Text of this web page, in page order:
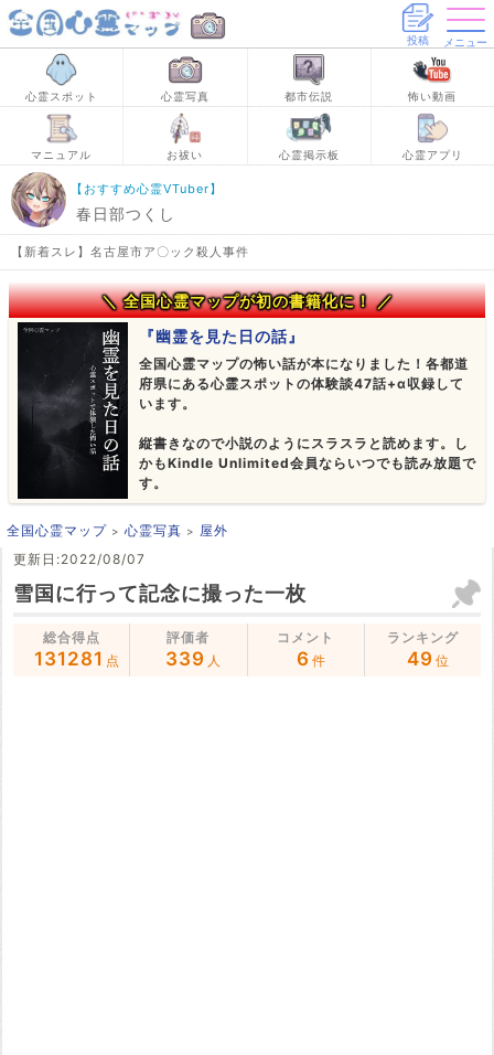
投稿 メニュー
心霊スポット 心霊写真 都市伝説 怖い動画
マニュアル お祓い 心霊掲示板 心霊アプリ
【おすすめ心霊VTuber】
春日部つくし
【新着スレ】名古屋市ア〇ック殺人事件
＼ 全国心霊マップが初の書籍化に！ ／
『幽霊を見た日の話』
全国心霊マップの怖い話が本になりました！各都道
府県にある心霊スポットの体験談47話+α収録して
います。
縦書きなので小説のようにスラスラと読めます。し
かもKindle Unlimited会員ならいつでも読み放題で
す。
全国心霊マップ 心霊写真
屋外
更新日:2022/08/07
雪国に行って記念に撮った一枚
総合得点
131281 点
評価者
339 人
コメント
6 件
ランキング
49 位